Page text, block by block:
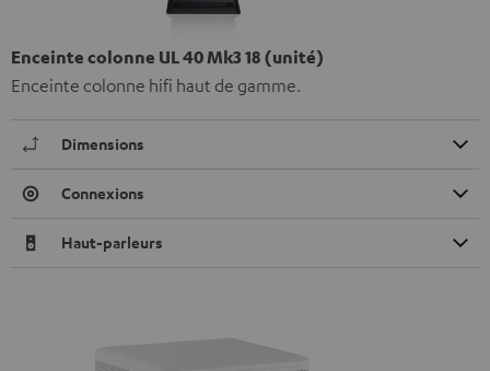
Enceinte colonne UL 40 Mk3 18 (unité)
Enceinte colonne hifi haut de gamme.
Dimensions
Connexions
Haut-parleurs